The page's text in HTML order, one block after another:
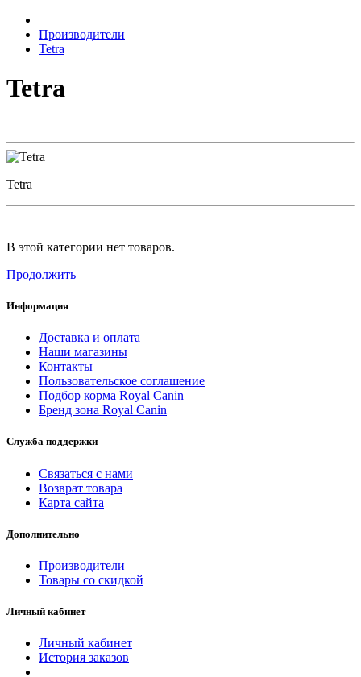
Производители
Tetra
Tetra
Tetra
В этой категории нет товаров.
Продолжить
Информация
Доставка и оплата
Наши магазины
Контакты
Пользовательское соглашение
Подбор корма Royal Canin
Бренд зона Royal Canin
Служба поддержки
Связаться с нами
Возврат товара
Карта сайта
Дополнительно
Производители
Товары со скидкой
Личный кабинет
Личный кабинет
История заказов